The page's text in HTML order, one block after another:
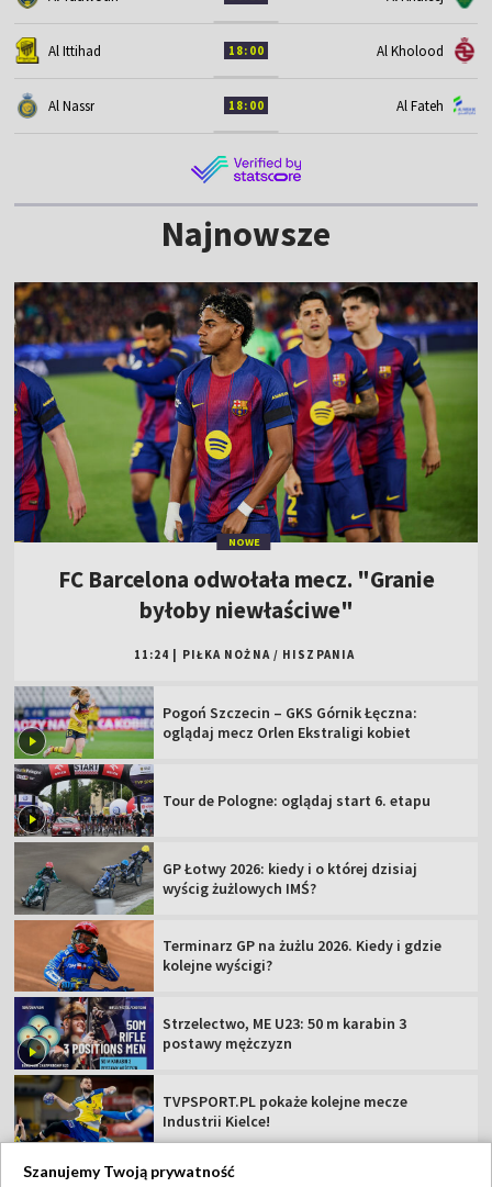
Al Ittihad 18:00 Al Kholood
Al Nassr 18:00 Al Fateh
Najnowsze
NOWE
FC Barcelona odwołała mecz. "Granie
byłoby niewłaściwe"
11:24 PIŁKA NOŻNA / HISZPANIA
Pogoń Szczecin – GKS Górnik Łęczna:
oglądaj mecz Orlen Ekstraligi kobiet
Tour de Pologne: oglądaj start 6. etapu
GP Łotwy 2026: kiedy i o której dzisiaj
wyścig żużlowych IMŚ?
Terminarz GP na żużlu 2026. Kiedy i gdzie
kolejne wyścigi?
Strzelectwo, ME U23: 50 m karabin 3
postawy mężczyzn
TVPSPORT.PL pokaże kolejne mecze
Industrii Kielce!
Szanujemy Twoją prywatność